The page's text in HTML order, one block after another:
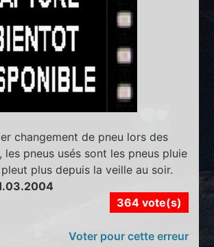
changement de pneu lors des
les pneus usés sont les pneus pluie
plus depuis la veille au soir.
364 vote(s)
Voter pour cette erreur